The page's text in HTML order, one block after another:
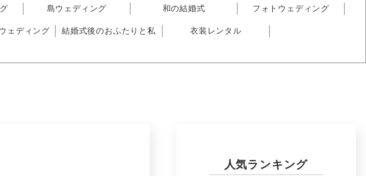
島ウェディング 和の結婚式 フォトウェディング
ェディング 結婚式後のおふたりと私 衣装レンタル
人気ランキング